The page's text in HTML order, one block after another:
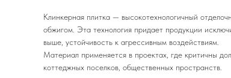
Клинкерная плитка — высокотехнологичный
обжигом. Эта технология придает продукции
выше, устойчивость к агрессивным воздействиям.
Материал применяется в проектах, где критичны
коттеджных поселков, общественных пространств.